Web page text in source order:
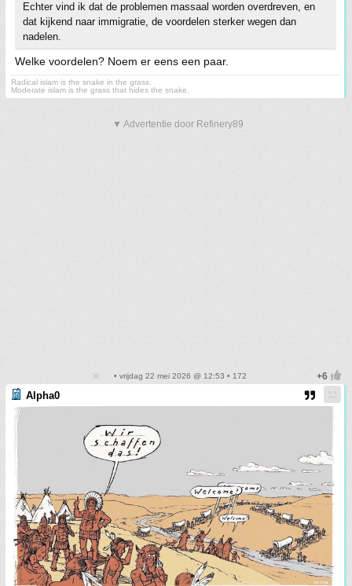
Echter vind ik dat de problemen massaal worden overdreven, en
dat kijkend naar immigratie, de voordelen sterker wegen dan
nadelen.
Welke voordelen? Noem er eens een paar.
Radical islam is the snake in the grass.
Moderate islam is the grass that hides the snake.
▼ Advertentie door Refinery89
• vrijdag 22 mei 2026 @ 12:53 • 172
Alpha0